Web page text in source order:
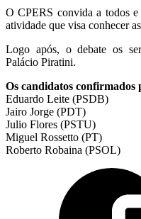
O CPERS convida a todos e
atividade que visa conhecer
Logo após, o debate os
Palácio Piratini.
Os candidatos confirmados
Eduardo Leite (PSDB)
Jairo Jorge (PDT)
Julio Flores (PSTU)
Miguel Rossetto (PT)
Roberto Robaina (PSOL)